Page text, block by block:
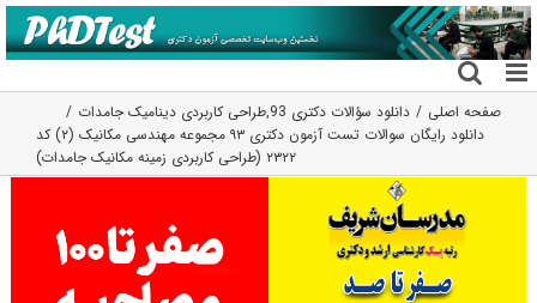
رفتن
به
محتوا
صفحه اصلی دانلود سؤالات دکتری 93 ,طراحی کاربردی دینامیک جامدات
دانلود رایگان سوالات تست آزمون دکتری ۹۳ مجموعه مهندسی مکانیک (۲) کد
۲۳۲۲ (طراحی کاربردی زمینه مکانیک جامدات)